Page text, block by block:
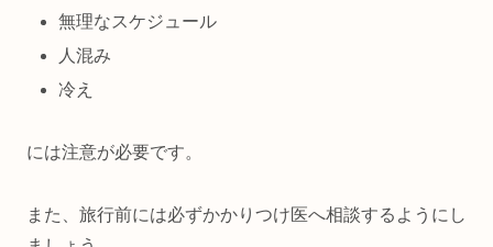
無理なスケジュール
人混み
冷え
には注意が必要です。
また、旅行前には必ずかかりつけ医へ相談するようにし